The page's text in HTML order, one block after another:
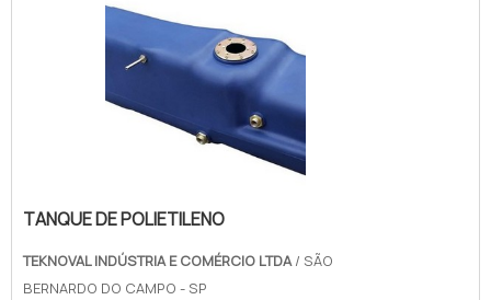
logística e setorização.Clique abaixo e
garanta já seu orçamento!Maiores
informações sobre palete de plástico,
contate diretamente a Teknoval..
TANQUE DE POLIETILENO
TEKNOVAL INDÚSTRIA E COMÉRCIO LTDA/ SÃO
BERNARDO DO CAMPO - SP